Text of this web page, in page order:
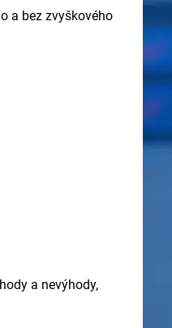
a bez zvyškového
a nevýhody,